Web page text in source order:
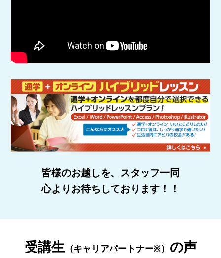
皆様のお越しを、スタッフ一同
心よりお待ちしております！！
受講生（キャリアパートナー※） の声